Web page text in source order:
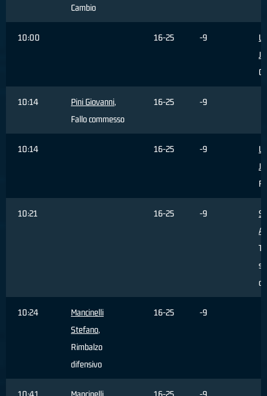
Cambio
10:00 16-25 -9
10:14 Pini Giovanni,
Fallo commesso
16-25 -9
10:14 16-25 -9
10:21 16-25 -9
10:24
Mancinelli
Stefano,
Rimbalzo
difensivo
16-25 -9
10:41
Mancinelli
16-25 -9